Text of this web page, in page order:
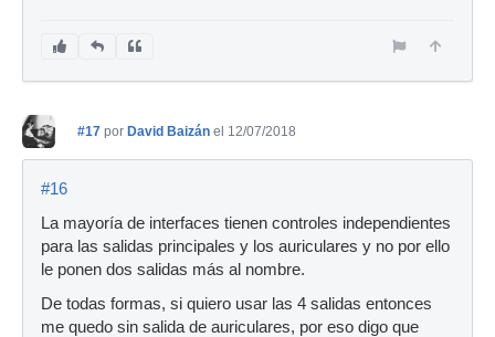
#17 por David Baizán el 12/07/2018
#16
La mayoría de interfaces tienen controles independientes
para las salidas principales y los auriculares y no por ello
le ponen dos salidas más al nombre.
De todas formas, si quiero usar las 4 salidas entonces
me quedo sin salida de auriculares, por eso digo que